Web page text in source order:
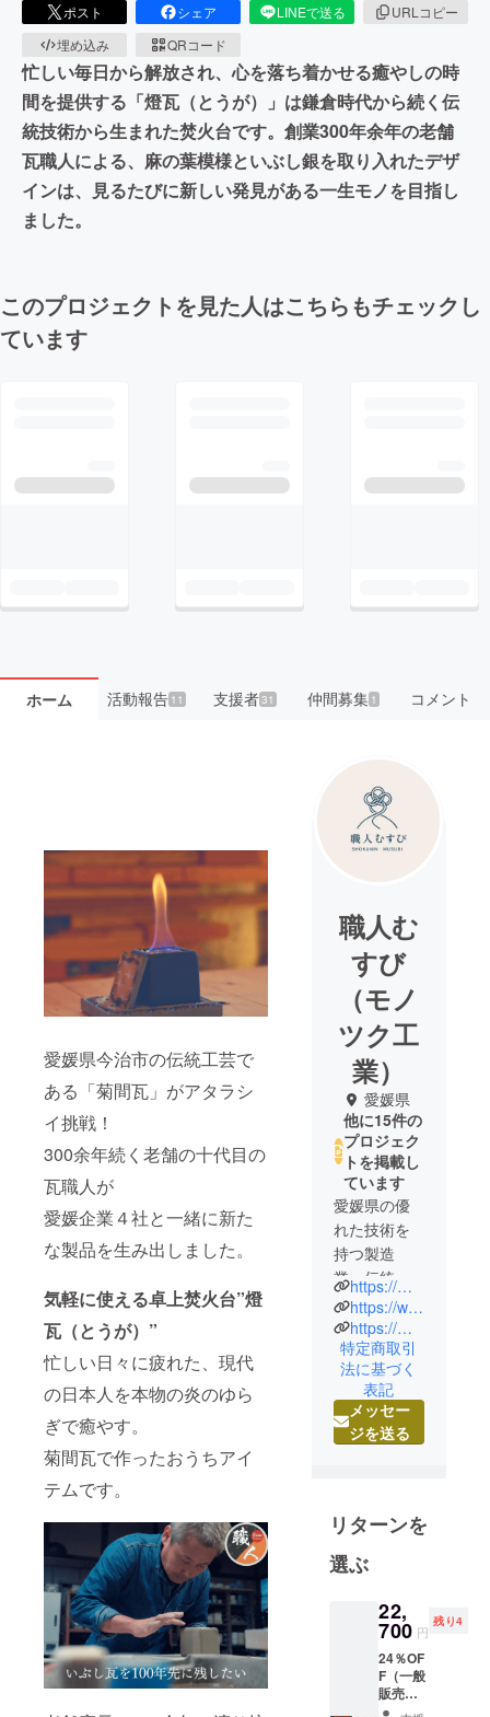
ポスト シェア LINEで送る
URLコピー
埋め込み
QRコード
忙しい毎日から解放され、心を落ち着かせる癒やしの時
間を提供する「燈瓦（とうが）」は鎌倉時代から続く伝
統技術から生まれた焚火台です。創業300年余年の老舗
瓦職人による、麻の葉模様といぶし銀を取り入れたデザ
インは、見るたびに新しい発見がある一生モノを目指し
ました。
このプロジェクトを見た人はこちらもチェックし
ています
ホーム 活動報告11 支援者31 仲間募集 1 コメント
愛媛県今治市の伝統工芸で
ある「菊間瓦」がアタラシ
イ挑戦！
300余年続く老舗の十代目の
瓦職人が
愛媛企業４社と一緒に新た
な製品を生み出しました。
気軽に使える卓上焚火台”燈
瓦（とうが）”
忙しい日々に疲れた、現代
の日本人を本物の炎のゆら
ぎで癒やす。
菊間瓦で作ったおうちアイ
テムです。
職人む
すび
（モノ
ツク工
業）
愛媛県
他に15件の
プロジェク
トを掲載し
ています
愛媛県の優
れた技術を
持つ製造
業・伝統工
芸の事業者
が新しい
ジャンルに
挑戦するサ
ポートをし
ます。愛媛
県の事業者
貢献したい
と考えてい
ます。愛媛
な事業者を
つなげて、
その優れた
技術を発展
させてアタ
https://monozku.co.jp/company/
https://www.instagram.com/ehime.craftsman/
https://monozku.co.jp/kikuma-gawara/
特定商取引
法に基づく
表記
メッセー
ジを送る
リターンを
選ぶ
22,
700 円
残り4
24％OF
F（一般
販売予
定価格